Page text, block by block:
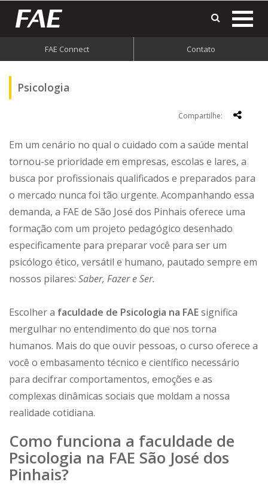
o
FAE Connect Contato
Psicologia
Compartilhe:
Em um cenário no qual o cuidado com a saúde mental
tornou-se prioridade em empresas, escolas e lares, a
busca por profissionais qualificados e preparados para
o mercado nunca foi tão urgente. Acompanhando essa
demanda, a FAE de São José dos Pinhais oferece uma
formação com um projeto pedagógico desenhado
especificamente para preparar você para ser um
psicólogo ético, versátil e humano, pautado sempre em
nossos pilares: Saber, Fazer e Ser.
Escolher a faculdade de Psicologia na FAEsignifica
mergulhar no entendimento do que nos torna
humanos. Mais do que ouvir pessoas, o curso oferece a
você o embasamento técnico e científico necessário
para decifrar comportamentos, emoções e as
complexas dinâmicas sociais que moldam a nossa
realidade cotidiana.
Como funciona a faculdade de
Psicologia na FAE São José dos
Pinhais?